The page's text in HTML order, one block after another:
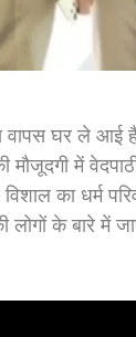
वापस घर ले आई
में
का धर्म
के बारे में